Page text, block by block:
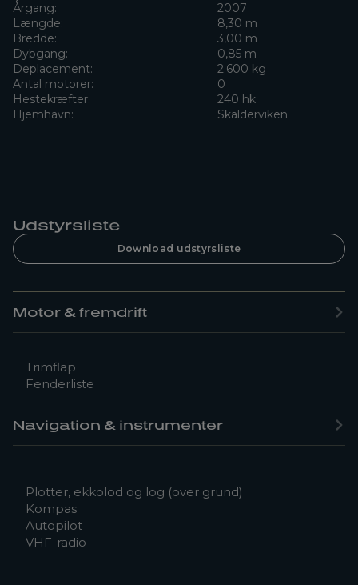
Årgang:
2007
Længde:
8,30 m
Bredde:
3,00 m
Dybgang:
0,85 m
Deplacement:
2.600 kg
Antal motorer:
0
Hestekræfter:
240 hk
Hjemhavn:
Skälderviken
Udstyrsliste
Download udstyrsliste
Motor & fremdrift
Trimflap
Fenderliste
Navigation & instrumenter
Plotter, ekkolod og log (over grund)
Kompas
Autopilot
VHF-radio